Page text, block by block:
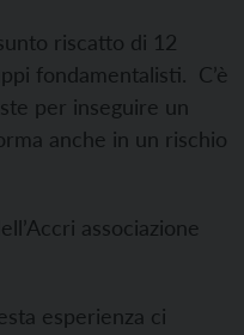
riscatto di 12
fondamentalisti. C’è
per inseguire un
anche in un rischio
associazione
esperienza ci